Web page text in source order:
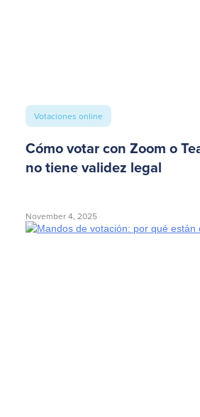
Votaciones online
Cómo votar con Zoom o
no tiene validez legal
November 4, 2025